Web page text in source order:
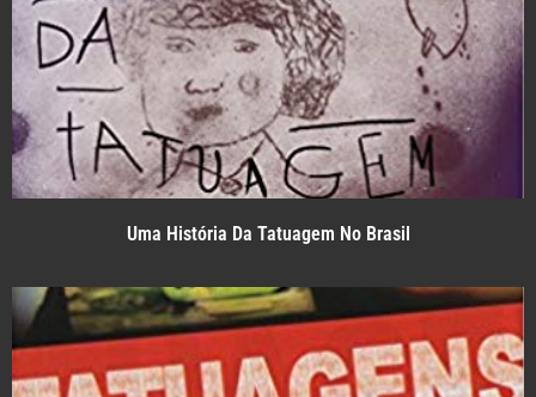
Uma História Da Tatuagem No Brasil